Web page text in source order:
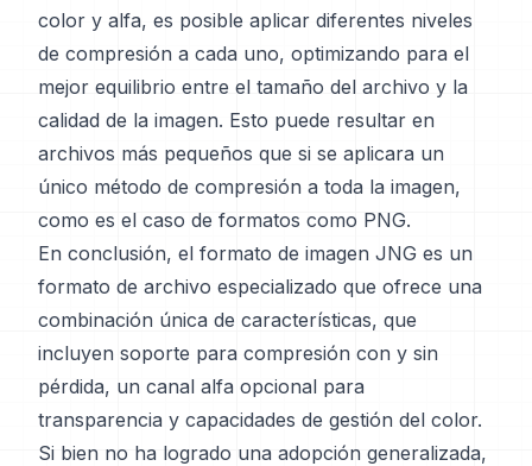
color y alfa, es posible aplicar diferentes niveles
de compresión a cada uno, optimizando para el
mejor equilibrio entre el tamaño del archivo y la
calidad de la imagen. Esto puede resultar en
archivos más pequeños que si se aplicara un
único método de compresión a toda la imagen,
como es el caso de formatos como PNG.
En conclusión, el formato de imagen JNG es un
formato de archivo especializado que ofrece una
combinación única de características, que
incluyen soporte para compresión con y sin
pérdida, un canal alfa opcional para
transparencia y capacidades de gestión del color.
Si bien no ha logrado una adopción generalizada,